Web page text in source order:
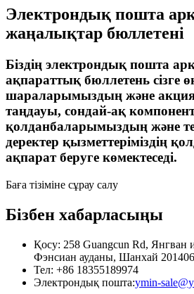
Электрондық пошта
жаңалықтар бюллетені
Біздің электрондық пошта
ақпараттық бюллетень сізге
шараларымыздың және
таңдауы, сондай-ақ
қолданбаларымыздың және
деректер қызметтеріміздің
ақпарат беруге көмектеседі.
Баға тізіміне сұрау салу
Бізбен хабарласыңы
Қосу: 258 Guangcun Rd, Янгван
Фэнсиан ауданы, Шанхай
Тел: +86 18355189974
Электрондық пошта:ymin-